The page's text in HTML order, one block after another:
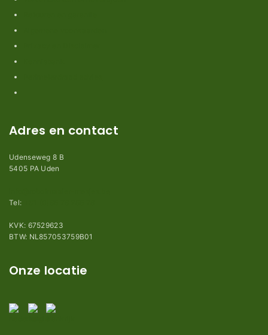
Adres en contact
Udenseweg 8 B
5405 PA Uden
Tel:
KVK: 67529623
BTW: NL857053759B01
Onze locatie